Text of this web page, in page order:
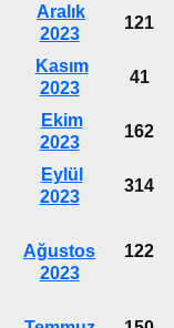
Aralık
2023
121
Kasım
2023
41
Ekim
2023
162
Eylül
2023
314
Ağustos
2023
122